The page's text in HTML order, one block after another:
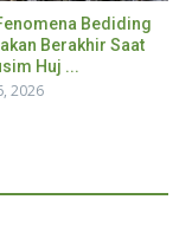
Bediding
Berakhir Saat
Huj ...
2026